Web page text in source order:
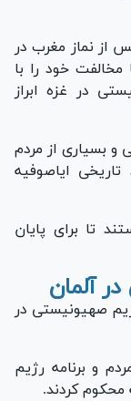
از نماز مغرب در
مخالفت خود را با
در غزه ابراز
و بسیاری از مردم
ایاصوفیه
تا برای پایان
آلمان
صهیونیستی در
و برنامه رژیم
کردند.